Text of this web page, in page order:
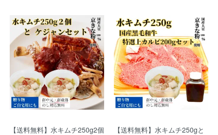
【送料無料】水キムチ250g2個
【送料無料】水キムチ250gと